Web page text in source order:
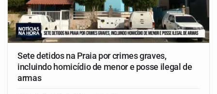
Sete detidos na Praia por crimes graves,
incluindo homicídio de menor e posse ilegal de
armas